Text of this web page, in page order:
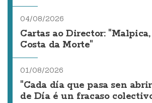
04/08/2026
Cartas ao Director:
Costa da Morte"
01/08/2026
"Cada día que pasa sen
de Día é un fracaso